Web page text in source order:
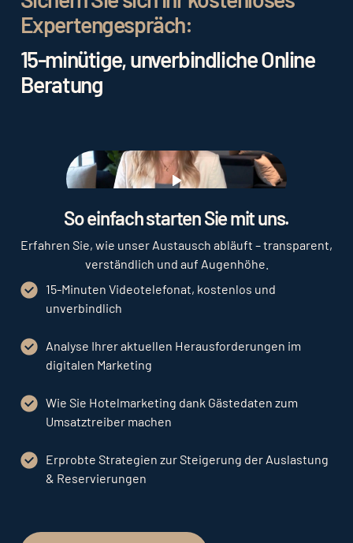
Expertengespräch:
15-minütige, unverbindliche Online
Beratung
Play
So einfach starten Sie mit uns.
Erfahren Sie, wie unser Austausch abläuft – transparent,
verständlich und auf Augenhöhe.
15-Minuten Videotelefonat, kostenlos und
unverbindlich
Analyse Ihrer aktuellen Herausforderungen im
digitalen Marketing
Wie Sie Hotelmarketing dank Gästedaten zum
Umsatztreiber machen
Erprobte Strategien zur Steigerung der Auslastung
& Reservierungen